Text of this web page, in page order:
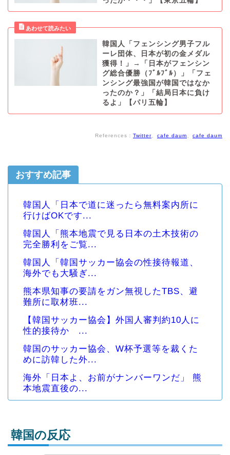
韓国人「フェンシング男子フル
ーレ団体、日本が初の金メダル
獲得！」→「日本がフェンシン
グ総合優勝（ﾌﾞﾙﾌﾞﾙ）」「フェ
ンシング最強国が韓国ではなか
ったのか？」「結局日本に負け
るよ」【パリ五輪】
References： Twitter、 cafe daum、 cafe daum
おすすめ記事
韓国人「日本で道に迷ったら無料案内所に
行けばOKです...
韓国人「熊本地震で見る日本の土木技術の
完全勝利をご覧...
韓国人「韓国サッカー協会の性接待報道、
海外でも大騒ぎ...
熊本県知事の要請をガン無視したTBS、避
難所に取材班...
【韓国サッカー協会】外国人審判約10人に
性的接待か ...
韓国のサッカー協会、W杯予選等を裁くた
めに訪韓した外...
海外「日本よ、お前がナンバーワンだ」 熊
本地震直後の...
韓国の反応